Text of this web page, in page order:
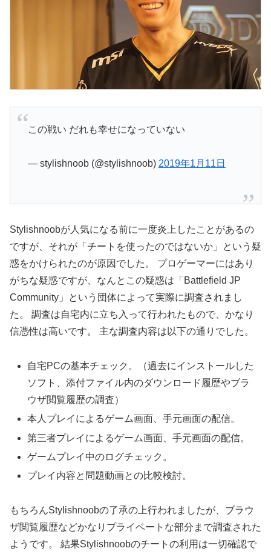
この戦い だれも幸せになっていない
— stylishnoob (@stylishnoob) 2019年1月11日
Stylishnoobが人気になる前に一度炎上したことがあるの
ですが、それが「チートを使ったのではないか」という疑
惑をかけられたのが原因でした。 プロゲーマーにはあり
がちな疑惑ですが、なんとこの疑惑は「Battlefield JP
Community」という団体によって実際に調査されまし
た。 調査は自宅内に立ち入って行われたもので、かなり
信憑性は高いです。 主な調査内容は以下の通りでした。
自宅PCの基本チェック。（過去にインストールした
ソフト、添付ファイル内のダウンロード履歴やブラ
ウザ閲覧履歴の調査）
本人プレイによるゲーム画面、手元画面の配信。
第三者プレイによるゲーム画面、手元画面の配信。
ゲームプレイ中のログチェック。
プレイ内容と問題動画との比較検討。
もちろんStylishnoobの了承の上行われましたが、ブラウ
ザ閲覧履歴などかなりプライベートな部分まで調査された
ようです。 結果Stylishnoobのチートの利用は一切確認で